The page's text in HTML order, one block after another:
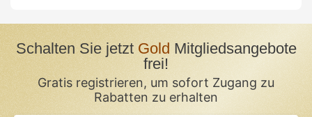
Schalten Sie jetztGold Mitgliedsangebote
frei!
Gratis registrieren, um sofort Zugang zu
Rabatten zu erhalten